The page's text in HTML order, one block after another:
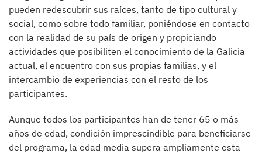
pueden redescubrir sus raíces, tanto de tipo cultural y
social, como sobre todo familiar, poniéndose en contacto
con la realidad de su país de origen y propiciando
actividades que posibiliten el conocimiento de la Galicia
actual, el encuentro con sus propias familias, y el
intercambio de experiencias con el resto de los
participantes.
Aunque todos los participantes han de tener 65 o más
años de edad, condición imprescindible para beneficiarse
del programa, la edad media supera ampliamente esta